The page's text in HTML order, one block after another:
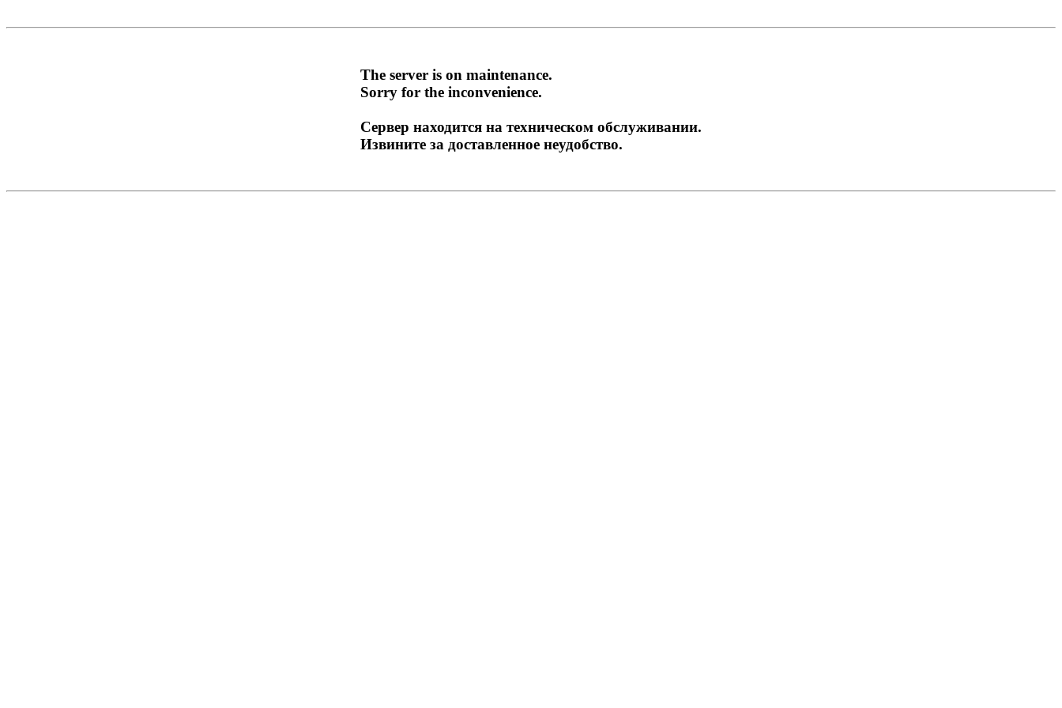
The server is on maintenance.
Sorry for the inconvenience.
Сервер находится на техническом обслуживании.
Извините за доставленное неудобство.